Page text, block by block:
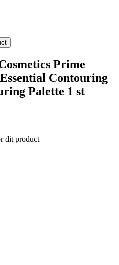
Prime
Contouring
Palette 1 st
dit product